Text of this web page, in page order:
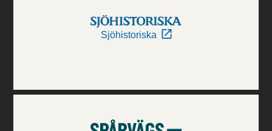
Sjöhistoriska